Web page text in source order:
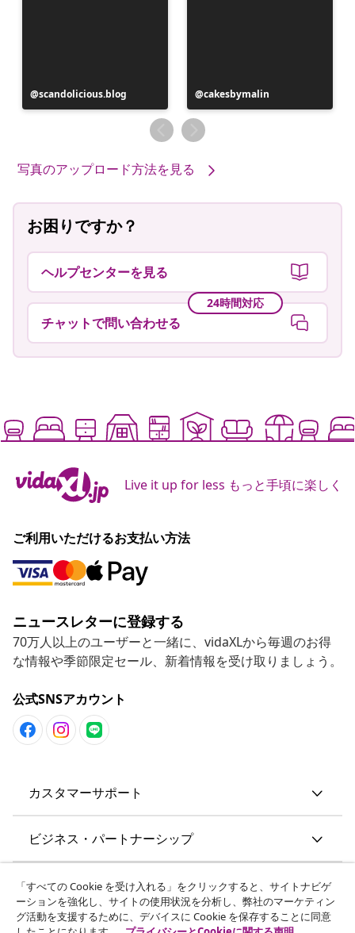
投
稿
scandolicious.blog
投
稿
者
cakesbymalin
写真のアップロード方法を見る
お困りですか？
ヘルプセンターを見る
24時間対応
チャットで問い合わせる
Live it up for less もっと手頃に楽しく
ご利用いただけるお支払い方法
ニュースレターに登録する
70万人以上のユーザーと一緒に、vidaXLから毎週のお得
な情報や季節限定セール、新着情報を受け取りましょう。
公式SNSアカウント
カスタマーサポート
ビジネス・パートナーシップ
vidaXL
「すべての Cookie を受け入れる」をクリックすると、サイトナビゲ
ーションを強化し、サイトの使用状況を分析し、弊社のマーケティン
グ活動を支援するために、デバイスに Cookie を保存することに同意